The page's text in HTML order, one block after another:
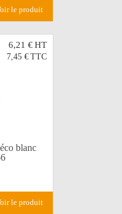
voir le produit
6,21 €HT
7,45 € TTC
blanc
voir le produit